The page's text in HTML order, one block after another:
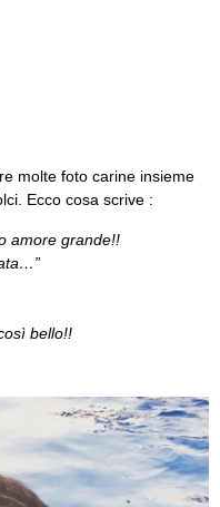
molte foto carine insieme
Ecco cosa scrive :
amore grande!!
bello!!